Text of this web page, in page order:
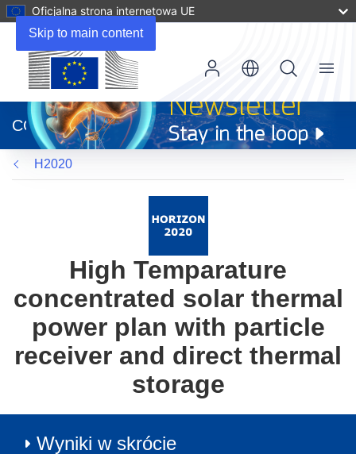
Skip to main content
Oficjalna strona internetowa UE
otworzy
się
w
nowym
oknie)
CORDIS
Menu
H2020
High Temparature
concentrated solar thermal
power plan with particle
receiver and direct thermal
storage
Wyniki w skrócie